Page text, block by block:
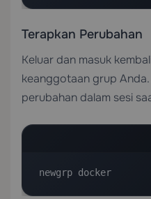
Terapkan Perubahan
Keluar dan masuk
keanggotaan grup
perubahan dalam sesi
newgrp docker